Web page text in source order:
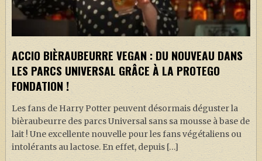
ACCIO BIÈRAUBEURRE VEGAN : DU NOUVEAU DANS
LES PARCS UNIVERSAL GRÂCE À LA PROTEGO
FONDATION !
Les fans de Harry Potter peuvent désormais déguster la
bièraubeurre des parcs Universal sans sa mousse à base de
lait ! Une excellente nouvelle pour les fans végétaliens ou
intolérants au lactose. En effet, depuis […]